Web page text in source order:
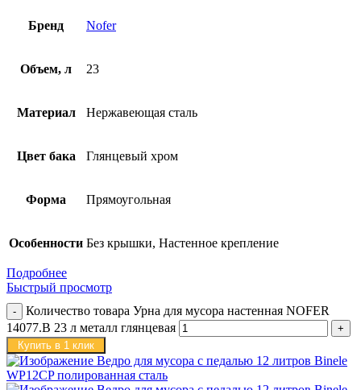
Бренд Nofer
Объем, л 23
Материал Нержавеющая сталь
Цвет бака Глянцевый хром
Форма Прямоугольная
Особенности Без крышки, Настенное крепление
Подробнее
Быстрый просмотр
Количество товара Урна для мусора настенная NOFER
14077.B 23 л металл глянцевая
Купить в 1 клик